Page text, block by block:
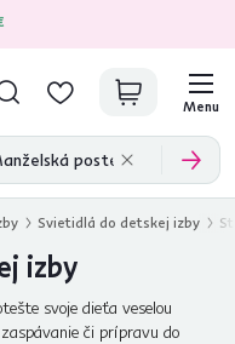
recenzií
Menu
Svietidlá do detskej izby
izby
svoje dieťa veselou
či prípravu do